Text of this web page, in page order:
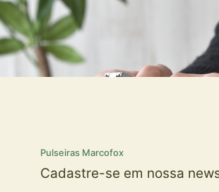
Pulseiras Marcofox
Cadastre-se em nossa